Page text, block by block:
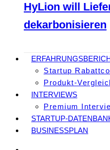
HyLion will
dekarbonisieren
Startup
Produkt-
INTERVIEWS
Premium
STARTUP-
BUSINESSPLAN